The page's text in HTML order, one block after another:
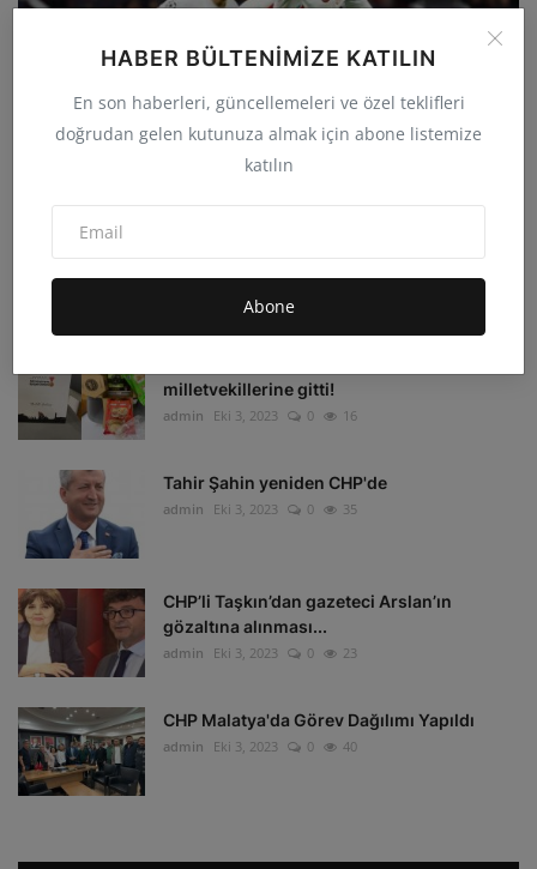
HABER BÜLTENIMIZE KATILIN
En son haberleri, güncellemeleri ve özel teklifleri
doğrudan gelen kutunuza almak için abone listemize
katılın
Abone
Galatasaray deplasmanda Manchester
United'ı 3-2 yenerek...
Eki 4, 2023
milletvekillerine gitti!
admin Eki 3, 2023 0 16
Tahir Şahin yeniden CHP'de
admin Eki 3, 2023 0 35
CHP’li Taşkın’dan gazeteci Arslan’ın
gözaltına alınması...
admin Eki 3, 2023 0 23
CHP Malatya'da Görev Dağılımı Yapıldı
admin Eki 3, 2023 0 40